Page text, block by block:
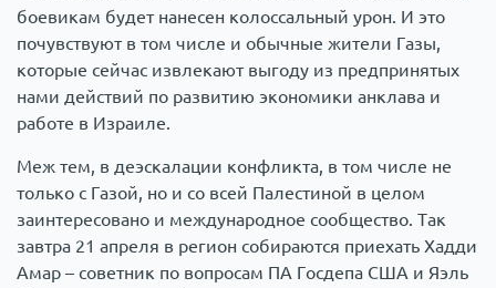
боевикам будет нанесен колоссальный урон. И это
почувствуют в том числе и обычные жители Газы,
которые сейчас извлекают выгоду из предпринятых
нами действий по развитию экономики анклава и
работе в Израиле.
Меж тем, в деэскалации конфликта, в том числе не
только с Газой, но и со всей Палестиной в целом
заинтересовано и международное сообщество. Так
завтра 21 апреля в регион собираются приехать Хадди
Амар – советник по вопросам ПА Госдепа США и Яэль